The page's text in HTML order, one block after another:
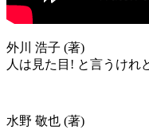
外川 浩子 (著)
人は見た目! と言うけ
水野 敬也 (著)